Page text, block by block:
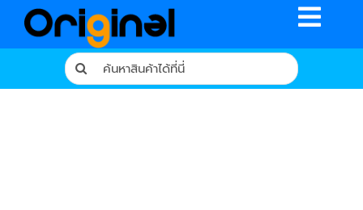
Toggle
Search
for: